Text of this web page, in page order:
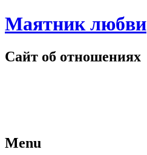
Маятник любви
Сайт об отношениях
Menu